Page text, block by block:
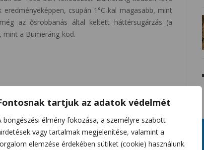
tartjuk az adatok védelmét
böngészési élmény fokozása, a személyre szabott
vagy tartalmak megjelenítése, valamint a
elemzése érdekében sütiket (cookie) használunk.
csupán 1°C-kal magasabb, mint
az ősrobbanás által keltett háttérsugárzás (a
mint a Bumeráng-köd.